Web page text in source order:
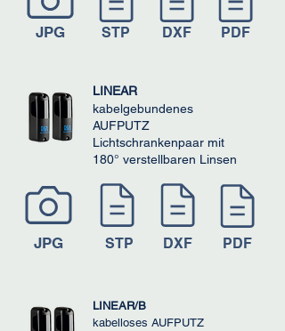
JPG STP DXF PDF
LINEAR
kabelgebundenes
AUFPUTZ
Lichtschrankenpaar mit
180° verstellbaren Linsen
JPG STP DXF PDF
LINEAR/B
kabelloses AUFPUTZ